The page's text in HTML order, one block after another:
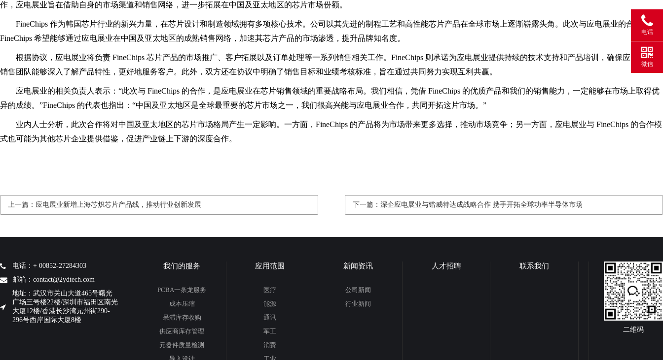
作，应电展业旨在借助自身的市场渠道和销售网络，进一步拓展在中国及亚太地区的芯片市场份额。
FineChips 作为韩国芯片行业的新兴力量，在芯片设计和制造领域拥有多项核心技术。公司以其先进的制程工艺和高性能芯片产品在全球市场上逐渐崭露头角。此次与应电展业的合作，
FineChips 希望能够通过应电展业在中国及亚太地区的成熟销售网络，加速其芯片产品的市场渗透，提升品牌知名度。
根据协议，应电展业将负责 FineChips 芯片产品的市场推广、客户拓展以及订单处理等一系列销售相关工作。FineChips 则承诺为应电展业提供持续的技术支持和产品培训，确保应电展业的
销售团队能够深入了解产品特性，更好地服务客户。此外，双方还在协议中明确了销售目标和业绩考核标准，旨在通过共同努力实现互利共赢。
应电展业的相关负责人表示：“此次与 FineChips 的合作，是应电展业在芯片销售领域的重要战略布局。我们相信，凭借 FineChips 的优质产品和我们的销售能力，一定能够在市场上取得优
异的成绩。”FineChips 的代表也指出：“中国及亚太地区是全球最重要的芯片市场之一，我们很高兴能与应电展业合作，共同开拓这片市场。”
业内人士分析，此次合作将对中国及亚太地区的芯片市场格局产生一定影响。一方面，FineChips 的产品将为市场带来更多选择，推动市场竞争；另一方面，应电展业与 FineChips 的合作模
式也可能为其他芯片企业提供借鉴，促进产业链上下游的深度合作。
上一篇：应电展业新增上海芯炽芯片产品线，推动行业创新发展 下一篇：深企应电展业与锴威特达成战略合作 携手开拓全球功率半导体市场
电话：+ 00852-27284303
邮箱：contact@2ydtech.com
地址：武汉市关山大道465号曙光
广场三号楼22楼/深圳市福田区南光
大厦12楼/香港长沙湾元州街290-
296号西岸国际大厦8楼
我们的服务
PCBA一条龙服务
成本压缩
呆滞库存收购
供应商库存管理
元器件质量检测
应用范围
医疗
能源
通讯
军工
消费
新闻资讯
公司新闻
行业新闻
人才招聘 联系我们
二维码
电话
微信